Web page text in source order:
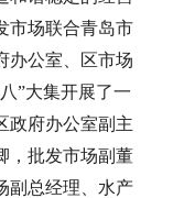
市场联合青岛市
办公室、区市场
”大集开展了一
政府办公室副主
，批发市场副董
副总经理、水产